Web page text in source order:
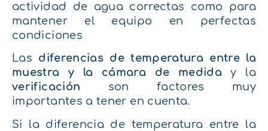
actividad de agua correctas como para
mantener el equipo en perfectas
condiciones
Las diferencias de temperatura entre la
muestra y la cámara de medida y la
verificación son factores muy
importantes a tener en cuenta.
Si la diferencia de temperatura entre la